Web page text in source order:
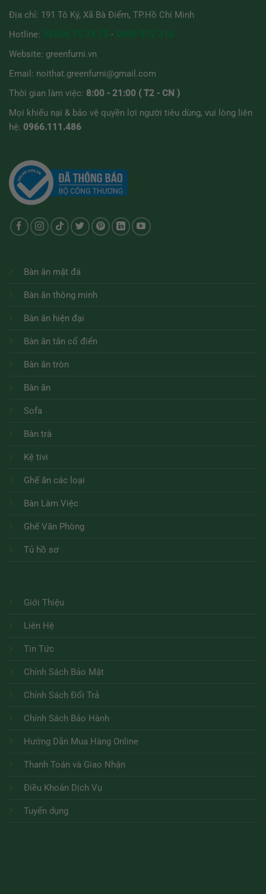
Địa chỉ: 191 Tô Ký, Xã Bà Điểm, TP.Hồ Chí Minh
Hotline:
-
Website: greenfurni.vn
Email: noithat.greenfurni@gmail.com
Thời gian làm việc: 8:00 - 21:00 ( T2 - CN )
Mọi khiếu nại & bảo vệ quyền lợi người tiêu dùng, vui lòng liên
hệ: 0966.111.486
Bàn ăn mặt đá
Bàn ăn thông minh
Bàn ăn hiện đại
Bàn ăn tân cổ điển
Bàn ăn tròn
Bàn ăn
Sofa
Bàn trà
Kệ tivi
Ghế ăn các loại
Bàn Làm Việc
Ghế Văn Phòng
Tủ hồ sơ
Giới Thiệu
Liên Hệ
Tin Tức
Chính Sách Bảo Mật
Chính Sách Đổi Trả
Chính Sách Bảo Hành
Hướng Dẫn Mua Hàng Online
Thanh Toán và Giao Nhận
Điều Khoản Dịch Vụ
Tuyển dụng